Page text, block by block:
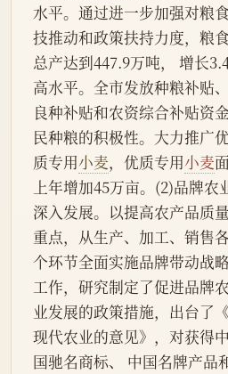
水平。通过进一步加强对粮
技推动和政策扶持力度，粮食
总产达到447.9万吨， 增长
高水平。全市发放种粮补贴、
良种补贴和农资综合补贴资
民种粮的积极性。大力推广优
质专用小麦，优质专用小麦
上年增加45万亩。(2)品牌农
深入发展。以提高农产品质
重点，从生产、加工、销售
个环节全面实施品牌带动战
工作，研究制定了促进品牌农
业发展的政策措施，出台了
现代农业的意见》，对获得中
国驰名商标、 中国名牌产品